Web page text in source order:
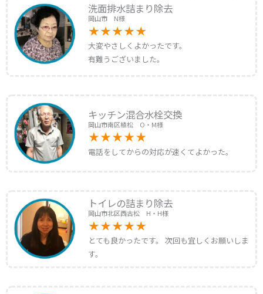
洗面排水詰まり除去
岡山市 N様
大変やさしくよかったです。
有難うございました。
キッチン混合水栓交換
岡山市南区植松 O・M様
電話をしてからの対応が速くてよかった。
トイレの詰まり除去
岡山市北区西古松 H・H様
とても良かったです。 次回も宜しくお願いしま
す。